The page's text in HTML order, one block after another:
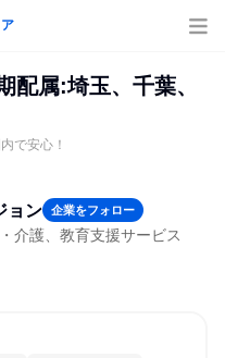
属:埼玉、千葉、
で安心！
ョン 企業をフォロー
介護、教育支援サービス